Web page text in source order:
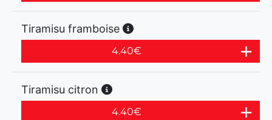
Tiramisu framboise
4.40€
Tiramisu citron
4.40€